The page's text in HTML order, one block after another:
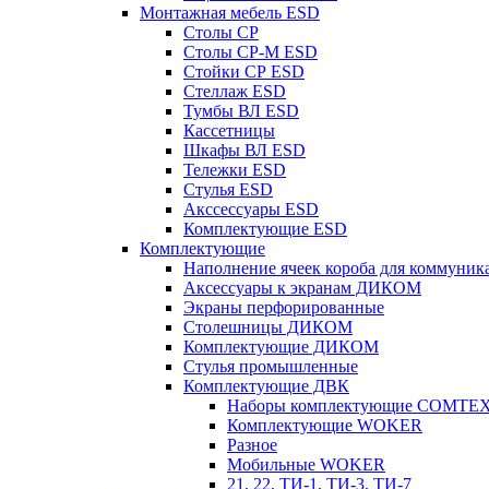
Монтажная мебель ESD
Столы СР
Столы СР-М ESD
Стойки СР ESD
Стеллаж ESD
Тумбы ВЛ ESD
Кассетницы
Шкафы ВЛ ESD
Тележки ESD
Стулья ESD
Акссессуары ESD
Комплектующие ESD
Комплектующие
Наполнение ячеек короба для
Аксессуары к экранам ДИКОМ
Экраны перфорированные
Cтолешницы ДИКОМ
Комплектующие ДИКОМ
Стулья промышленные
Комплектующие ДВК
Наборы комплектующие
Комплектующие WOKER
Разное
Мобильные WOKER
21, 22, ТИ-1, ТИ-3, ТИ-7